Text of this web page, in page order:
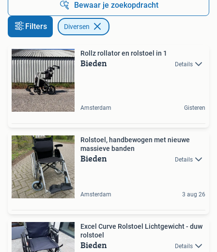
Bewaar je zoekopdracht
Filters Diversen
Rollz rollator en rolstoel in 1
Bieden Details
Amsterdam Gisteren
Rolstoel, handbewogen met nieuwe
massieve banden
Bieden Details
Amsterdam 3 aug 26
Excel Curve Rolstoel Lichtgewicht - duw
rolstoel
Bieden Details